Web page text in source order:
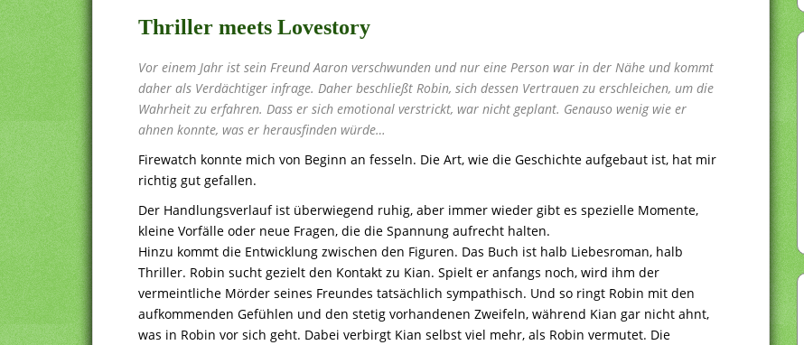
Thriller meets Lovestory
Vor einem Jahr ist sein Freund Aaron verschwunden und nur eine Person war in der Nähe und kommt
daher als Verdächtiger infrage. Daher beschließt Robin, sich dessen Vertrauen zu erschleichen, um die
Wahrheit zu erfahren. Dass er sich emotional verstrickt, war nicht geplant. Genauso wenig wie er
ahnen konnte, was er herausfinden würde…
Firewatch konnte mich von Beginn an fesseln. Die Art, wie die Geschichte aufgebaut ist, hat mir
richtig gut gefallen.
Der Handlungsverlauf ist überwiegend ruhig, aber immer wieder gibt es spezielle Momente,
kleine Vorfälle oder neue Fragen, die die Spannung aufrecht halten.
Hinzu kommt die Entwicklung zwischen den Figuren. Das Buch ist halb Liebesroman, halb
Thriller. Robin sucht gezielt den Kontakt zu Kian. Spielt er anfangs noch, wird ihm der
vermeintliche Mörder seines Freundes tatsächlich sympathisch. Und so ringt Robin mit den
aufkommenden Gefühlen und den stetig vorhandenen Zweifeln, während Kian gar nicht ahnt,
was in Robin vor sich geht. Dabei verbirgt Kian selbst viel mehr, als Robin vermutet. Die